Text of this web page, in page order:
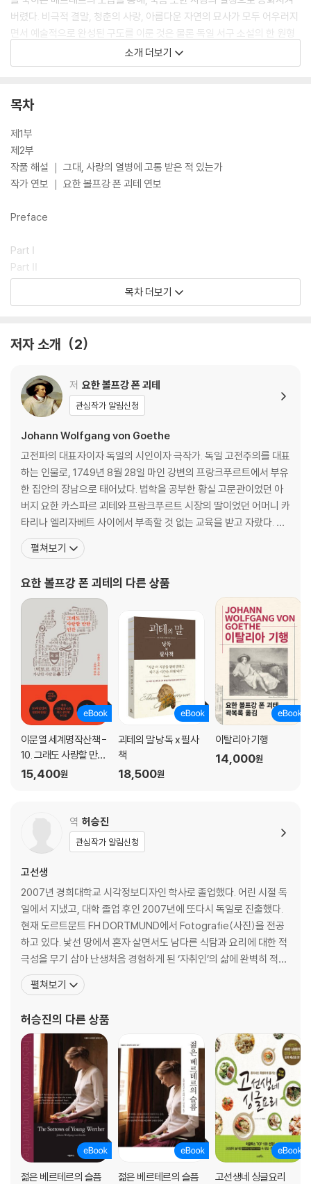
버렸다. 비극적 결말, 청춘의 사랑, 아름다운 자연의 묘사가 모두 어우러지
면서 예술적으로 완성된 구도를 이룬 것은 물론 독일 서구 소설의 한 원형
을 이루었다. 문학 작품이 한 시대나, 공간을 뛰어넘어 여전히 사랑받을 수
있다는 증거를 여실히 보여 주는 작품이다.
소개 더보기
목차
제1부
제2부
작품 해설 ｜ 그대, 사랑의 열병에 고통 받은 적 있는가
작가 연보 ｜ 요한 볼프강 폰 괴테 연보
Preface
Part Ⅰ
Part Ⅱ
The Editor to The Reader
목차 더보기
저자 소개 2
저 요한 볼프강 폰 괴테
관심작가 알림신청
Johann Wolfgang von Goethe
고전파의 대표자이자 독일의 시인이자 극작가. 독일 고전주의를 대표
하는 인물로, 1749년 8월 28일 마인 강변의 프랑크푸르트에서 부유
한 집안의 장남으로 태어났다. 법학을 공부한 황실 고문관이었던 아
버지 요한 카스파르 괴테와 프랑크푸르트 시장의 딸이었던 어머니 카
타리나 엘리자베트 사이에서 부족할 것 없는 교육을 받고 자랐다. 라
틴어 등 어학에 뛰어났으며 독서량도 많았다. 어렸을 때 라틴어와 그
리스어, 불어와 이탈리아어 그리고 영어와 히브리어를 배웠고, 미술
웠다. 괴테는 아버지의 서재에서 2000권에 달하는 법률 서적
펼쳐보기
요한 볼프강 폰 괴테 의 다른 상품
이문열 세계명작산책 -
10. 그래도 사랑할 만한
인간
15,400원
괴테의 말 낭독 x 필사
책
18,500원
이탈리아 기행
14,000원
역 허승진
관심작가 알림신청
고선생
2007년 경희대학교 시각정보디자인 학사로 졸업했다. 어린 시절 독
일에서 지냈고, 대학 졸업 후인 2007년에 또다시 독일로 진출했다.
현재 도르트문트 FH DORTMUND에서 Fotografie(사진)을 전공
하고 있다. 낯선 땅에서 혼자 살면서도 남다른 식탐과 요리에 대한 적
극성을 무기 삼아 난생처음 경험하게 된 ‘자취인’의 삶에 완벽히 적응
했다. 또 하나의 창조 작업이자 한계가 없는 요리 세계에 흠뻑 빠져 자
취생 치고는 매우 럭셔리하고 맛있는 음식을 해 먹으며 생활했다. 많
뿐 무심히 버려두었던 블로그를 새롭게
펼쳐보기
허승진의 다른 상품
젊은 베르테르의 슬픔
젊은 베르테르의 슬픔
고선생네 싱글요리